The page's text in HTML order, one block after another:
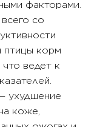
факторами.
со
птицы корм
ведет к
ухудшение
коже,